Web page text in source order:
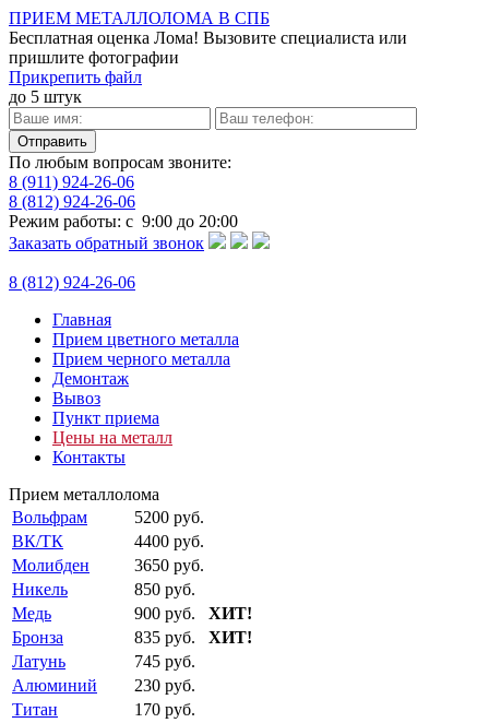
ПРИЕМ МЕТАЛЛОЛОМА В СПБ
Бесплатная оценка Лома! Вызовите специалиста или
пришлите фотографии
Прикрепить файл
до 5 штук
По любым вопросам звоните:
8 (911) 924-26-06
8 (812) 924-26-06
Режим работы: с 9:00 до 20:00
Заказать обратный звонок
8 (812) 924-26-06
Главная
Прием цветного металла
Прием черного металла
Демонтаж
Вывоз
Пункт приема
Цены на металл
Контакты
Прием металлолома
Вольфрам
5200 руб.
ВК/ТК
4400 руб.
Молибден
3650 руб.
Никель
850 руб.
Медь
900 руб.
ХИТ!
Бронза
835 руб.
ХИТ!
Латунь
745 руб.
Алюминий
230 руб.
Титан
170 руб.